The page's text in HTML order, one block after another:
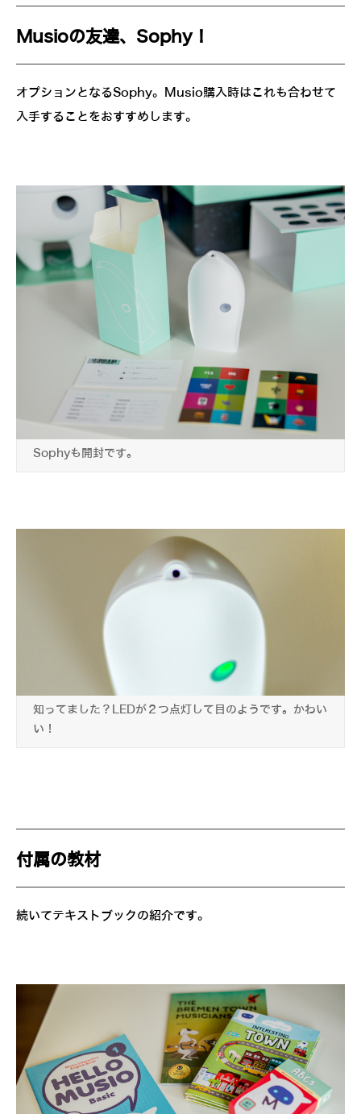
Musioの友達、Sophy！
オプションとなるSophy。Musio購入時はこれも合わせて
入手することをおすすめします。
Sophyも開封です。
知ってました？LEDが２つ点灯して目のようです。かわい
い！
付属の教材
続いてテキストブックの紹介です。